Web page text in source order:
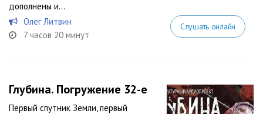
дополнены и...
Олег Литвин
7 часов 20 минут
Слушать онлайн
Глубина. Погружение 32-е
Первый спутник Земли, первый